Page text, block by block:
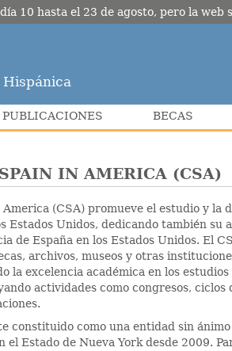
Hispánica
PUBLICACIONES BECAS
IN AMERICA (CSA)
(CSA) promueve el estudio y la
Estados Unidos, dedicando también su
de España en los Estados Unidos. El
archivos, museos y otras
la excelencia académica en los estudios
actividades como congresos, ciclos
constituido como una entidad sin
el Estado de Nueva York desde 2009.
10 hasta el 23 de agosto, pero la